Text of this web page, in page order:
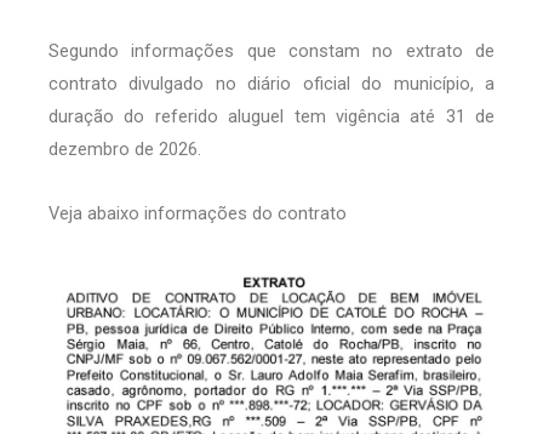
Segundo informações que constam no extrato de
contrato divulgado no diário oficial do município, a
duração do referido aluguel tem vigência até 31 de
dezembro de 2026.
Veja abaixo informações do contrato